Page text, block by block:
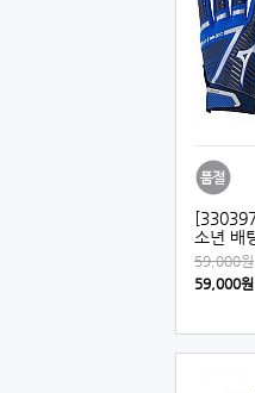
소년 배
59,000원
59,000